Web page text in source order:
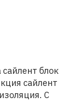
блок
сайлент
С